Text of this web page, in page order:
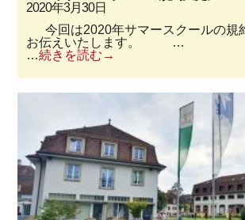
2020年3月30日
今回は2020年サマースクールの規
お伝えいたします。 …
…続きを読む